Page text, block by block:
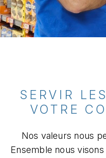
SERVIR
VOTRE
Nos valeurs nous
Ensemble nous